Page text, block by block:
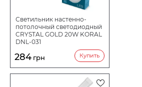
Светильник настенно-
потолочный светодиодный
CRYSTAL GOLD 20W KORAL
DNL-031
284 грн Купить